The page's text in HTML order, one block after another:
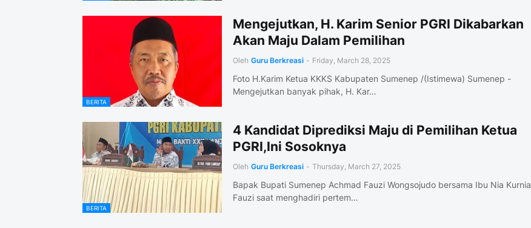
BERITA
Mengejutkan, H. Karim Senior PGRI Dikabarkan
Akan Maju Dalam Pemilihan
Oleh Guru Berkreasi - Friday, March 28, 2025
Foto H.Karim Ketua KKKS Kabupaten Sumenep /(Istimewa) Sumenep -
Mengejutkan banyak pihak, H. Kar…
BERITA
4 Kandidat Diprediksi Maju di Pemilihan Ketua
PGRI,Ini Sosoknya
Oleh Guru Berkreasi - Thursday, March 27, 2025
Bapak Bupati Sumenep Achmad Fauzi Wongsojudo bersama Ibu Nia Kurnia
Fauzi saat menghadiri pertem…